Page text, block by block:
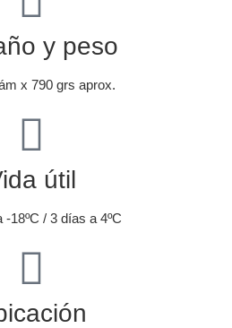
y peso
x 790 grs aprox.
útil
18ºC / 3 días a 4ºC